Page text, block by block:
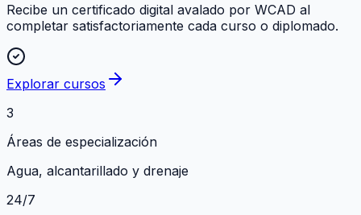
Recibe un certificado digital avalado por WCAD al
completar satisfactoriamente cada curso o diplomado.
Explorar cursos
3
Áreas de especialización
Agua, alcantarillado y drenaje
24/7